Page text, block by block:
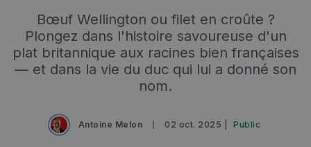
Bœuf Wellington ou filet en croûte ?
Plongez dans l'histoire savoureuse d'un
plat britannique aux racines bien françaises
— et dans la vie du duc qui lui a donné son
nom.
Antoine Melon 02 oct. 2025 | Public